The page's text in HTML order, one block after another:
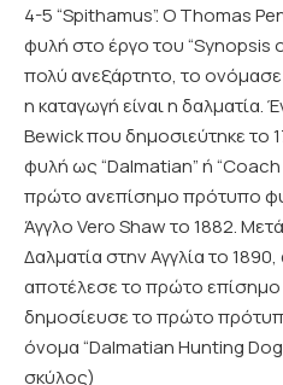
4-5 “Spithamus”. O Thomas
φυλή στο έργο του “Synopsis
πολύ ανεξάρτητο, το ονόμασε
η καταγωγή είναι η δαλματία.
Bewick που δημοσιεύτηκε το
φυλή ως “Dalmatian” ή
πρώτο ανεπίσημο πρότυπο
Άγγλο Vero Shaw το 1882.
Δαλματία στην Αγγλία το
αποτέλεσε το πρώτο επίσημο
δημοσίευσε το πρώτο
όνομα “Dalmatian Hunting
σκύλος)